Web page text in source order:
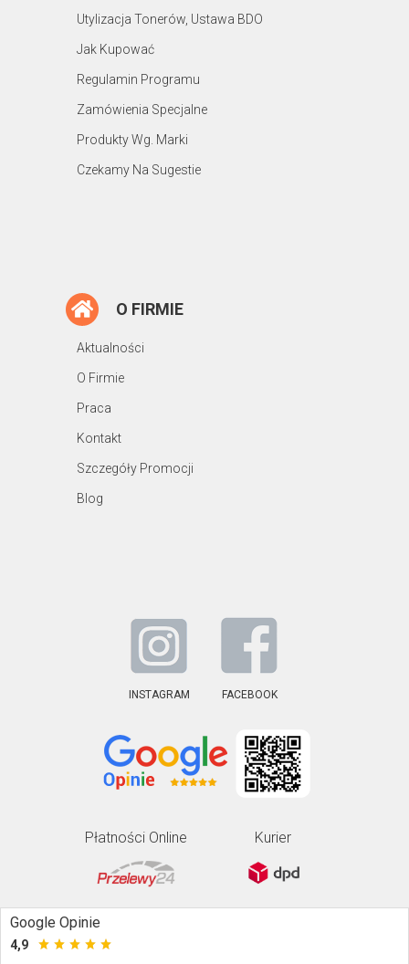
Utylizacja Tonerów, Ustawa BDO
Jak Kupować
Regulamin Programu
Zamówienia Specjalne
Produkty Wg. Marki
Czekamy Na Sugestie
O FIRMIE
Aktualności
O Firmie
Praca
Kontakt
Szczegóły Promocji
Blog
INSTAGRAM FACEBOOK
Płatności Online Kurier
Google Opinie
4,9